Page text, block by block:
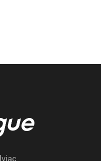
voiture
et la reparation du